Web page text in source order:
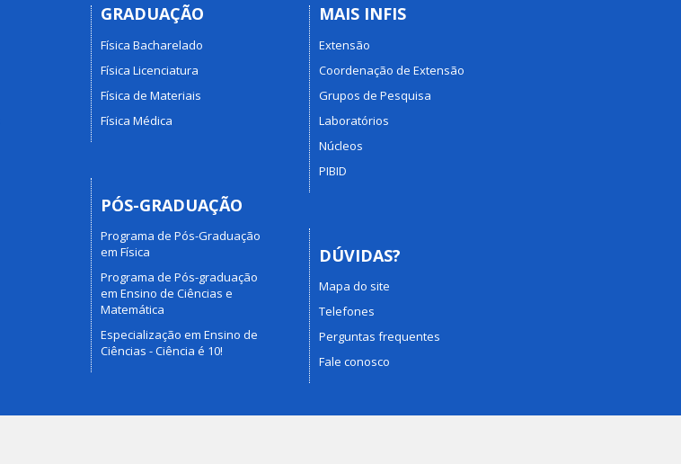
GRADUAÇÃO
Física Bacharelado
Física Licenciatura
Física de Materiais
Física Médica
PÓS-GRADUAÇÃO
Programa de Pós-Graduação
em Física
Programa de Pós-graduação
em Ensino de Ciências e
Matemática
Especialização em Ensino de
Ciências - Ciência é 10!
MAIS INFIS
Extensão
Coordenação de Extensão
Grupos de Pesquisa
Laboratórios
Núcleos
PIBID
DÚVIDAS?
Mapa do site
Telefones
Perguntas frequentes
Fale conosco